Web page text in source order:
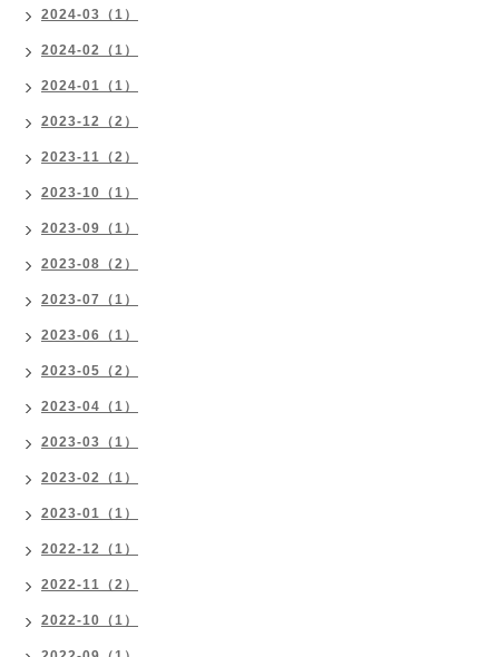
2024-03（1）
2024-02（1）
2024-01（1）
2023-12（2）
2023-11（2）
2023-10（1）
2023-09（1）
2023-08（2）
2023-07（1）
2023-06（1）
2023-05（2）
2023-04（1）
2023-03（1）
2023-02（1）
2023-01（1）
2022-12（1）
2022-11（2）
2022-10（1）